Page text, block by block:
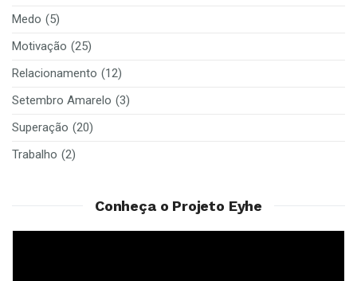
Medo (5)
Motivação (25)
Relacionamento (12)
Setembro Amarelo (3)
Superação (20)
Trabalho (2)
Conheça o Projeto Eyhe